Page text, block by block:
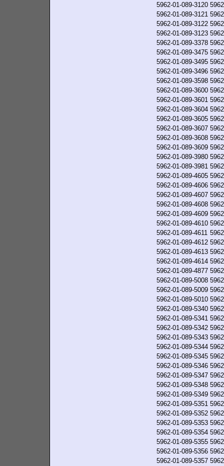
5962-01-089-3120
5962-01-089-3121
5962-01-089-3122
5962-01-089-3123
5962-01-089-3378
5962-01-089-3475
5962-01-089-3495
5962-01-089-3496
5962-01-089-3598
5962-01-089-3600
5962-01-089-3601
5962-01-089-3604
5962-01-089-3605
5962-01-089-3607
5962-01-089-3608
5962-01-089-3609
5962-01-089-3980
5962-01-089-3981
5962-01-089-4605
5962-01-089-4606
5962-01-089-4607
5962-01-089-4608
5962-01-089-4609
5962-01-089-4610
5962-01-089-4611
5962-01-089-4612
5962-01-089-4613
5962-01-089-4614
5962-01-089-4877
5962-01-089-5008
5962-01-089-5009
5962-01-089-5010
5962-01-089-5340
5962-01-089-5341
5962-01-089-5342
5962-01-089-5343
5962-01-089-5344
5962-01-089-5345
5962-01-089-5346
5962-01-089-5347
5962-01-089-5348
5962-01-089-5349
5962-01-089-5351
5962-01-089-5352
5962-01-089-5353
5962-01-089-5354
5962-01-089-5355
5962-01-089-5356
5962-01-089-5357